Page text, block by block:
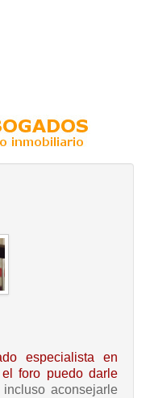
especialista en
foro puedo darle
incluso aconsejarle